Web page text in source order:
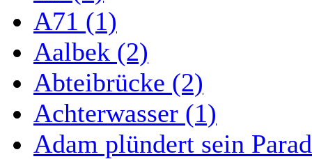
A71 (1)
Aalbek (2)
Abteibrücke (2)
Achterwasser (1)
Adam plündert sein